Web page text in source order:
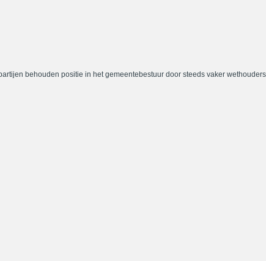
behouden positie in het gemeentebestuur door steeds vaker wethouders